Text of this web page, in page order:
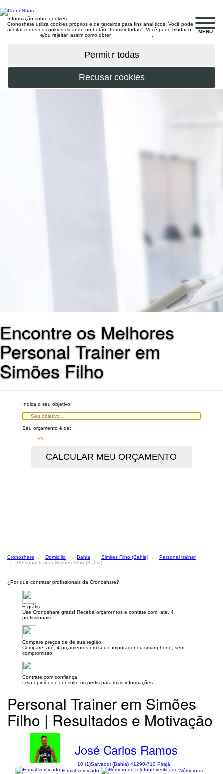
MENU
Informação sobre cookies
Cronoshare utiliza cookies próprios e de terceiros para fins analíticos. Você pode
aceitar todos os cookies clicando no botão "Permitir todas". Você pode mudar o
, e/ou rejeitar, assim como obter
Encontre os Melhores
Personal Trainer em
Simões Filho
Indica o seu objetivo:
Seu orçamento é de:
– R$
Cronoshare Domicílio Bahia Simões Filho (Bahia)
Personal trainer
Personal trainer Simões Filho (Bahia)
¿Por que contratar profissionais da Cronoshare?
É grátis
Use Cronoshare grátis! Receba orçamentos e contate com, até, 4
profissionais.
Compare preços de de sua região.
Compare, até, 4 orçamentos em seu computador ou smartphone, sem
compromisso.
Contrate com confiança.
Leia opiniões e consulte os perfis para mais informações.
Personal Trainer em Simões
Filho | Resultados e Motivação
José Carlos Ramos
10 (1)Salvador (Bahia) 41290-710 Pirajá
E-mail verificado
Número de